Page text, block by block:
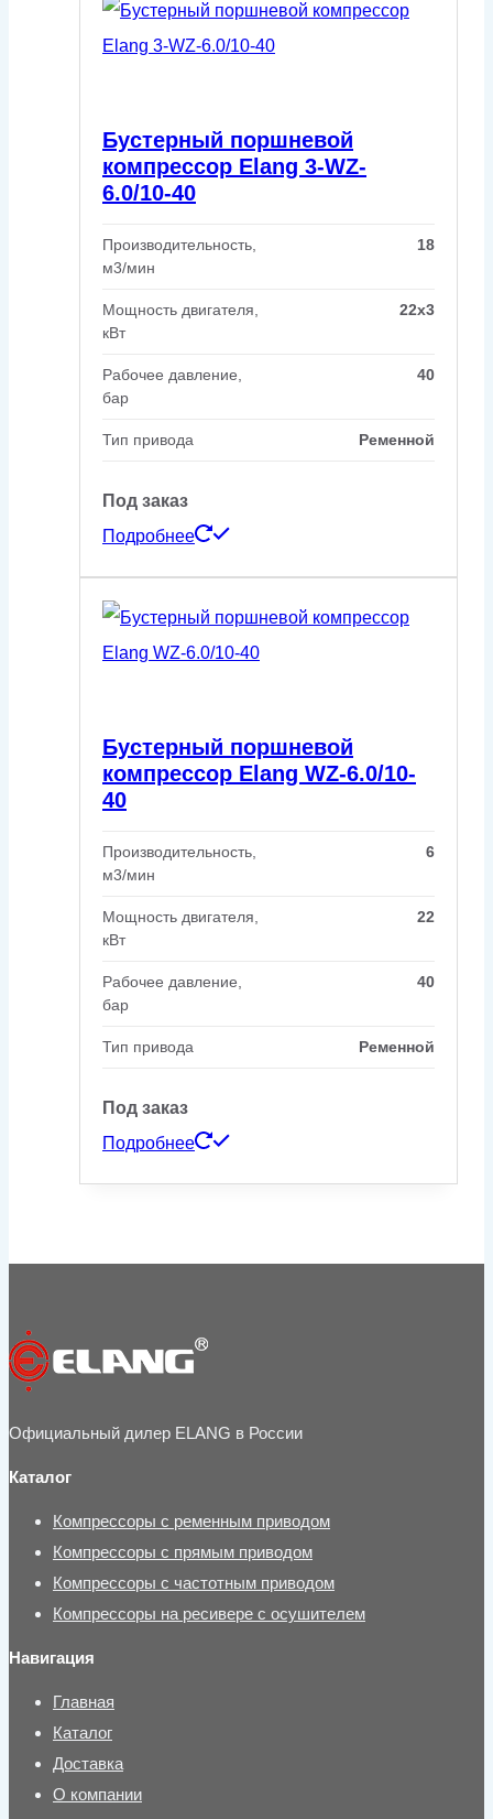
Бустерный поршневой
компрессор Elang 3-WZ-
6.0/10-40
Производительность,
м3/мин
18
Мощность двигателя,
кВт
22x3
Рабочее давление,
бар
40
Тип привода Ременной
Под заказ
Подробнее
Бустерный поршневой
компрессор Elang WZ-6.0/10-
40
Производительность,
м3/мин
6
Мощность двигателя,
кВт
22
Рабочее давление,
бар
40
Тип привода Ременной
Под заказ
Подробнее
Официальный дилер ELANG в России
Каталог
Компрессоры с ременным приводом
Компрессоры с прямым приводом
Компрессоры с частотным приводом
Компрессоры на ресивере с осушителем
Навигация
Главная
Каталог
Доставка
О компании